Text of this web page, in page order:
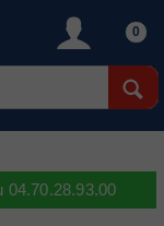
0
04.70.28.93.00